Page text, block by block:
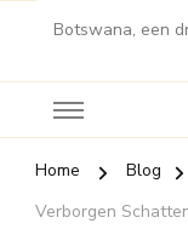
Botswana, een
Home Blog
Verborgen